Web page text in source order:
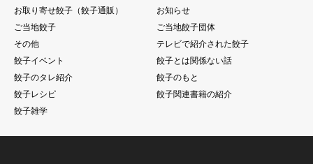
お取り寄せ餃子（餃子通販）
お知らせ
ご当地餃子
ご当地餃子団体
その他
テレビで紹介された餃子
餃子イベント
餃子とは関係ない話
餃子のタレ紹介
餃子のもと
餃子レシピ
餃子関連書籍の紹介
餃子雑学